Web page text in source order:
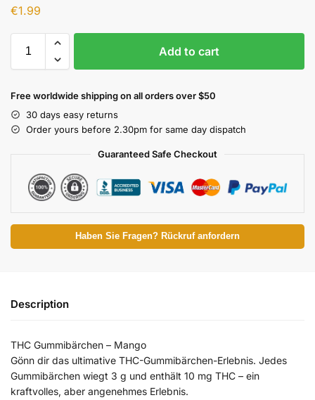
€1.99
Add to cart
Free worldwide shipping on all orders over $50
30 days easy returns
Order yours before 2.30pm for same day dispatch
Guaranteed Safe Checkout
Haben Sie Fragen? Rückruf anfordern
Description
THC Gummibärchen – Mango
Gönn dir das ultimative THC-Gummibärchen-Erlebnis. Jedes
Gummibärchen wiegt 3 g und enthält 10 mg THC – ein
kraftvolles, aber angenehmes Erlebnis.